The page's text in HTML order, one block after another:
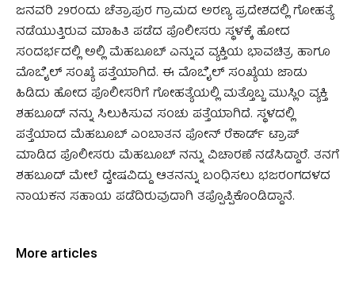
ಜನವರಿ 29ರಂದು ಚೆತ್ರಾಪುರ ಗ್ರಾಮದ ಅರಣ್ಯ ಪ್ರದೇಶದಲ್ಲಿ ಗೋಹತ್ಯೆ
ನಡೆಯುತ್ತಿರುವ ಮಾಹಿತಿ ಪಡೆದ ಪೊಲೀಸರು ಸ್ಥಳಕ್ಕೆ ಹೋದ
ಸಂದರ್ಭದಲ್ಲಿ ಅಲ್ಲಿ ಮೆಹಬೂಬ್ ಎನ್ನುವ ವ್ಯಕ್ತಿಯ ಭಾವಚಿತ್ರ ಹಾಗೂ
ಮೊಬೈಲ್ ಸಂಖ್ಯೆ ಪತ್ತೆಯಾಗಿದೆ. ಈ ಮೊಬೈಲ್ ಸಂಖ್ಯೆಯ ಜಾಡು
ಹಿಡಿದು ಹೋದ ಪೊಲೀಸರಿಗೆ ಗೋಹತ್ಯೆಯಲ್ಲಿ ಮತ್ತೊಬ್ಬ ಮುಸ್ಲಿಂ ವ್ಯಕ್ತಿ
ಶಹಬೂದ್ ನನ್ನು ಸಿಲುಕಿಸುವ ಸಂಚು ಪತ್ತೆಯಾಗಿದೆ. ಸ್ಥಳದಲ್ಲಿ
ಪತ್ತೆಯಾದ ಮೆಹಬೂಬ್ ಎಂಬಾತನ ಫೋನ್ ರೆಕಾರ್ಡ್ ಟ್ರಾಪ್
ಮಾಡಿದ ಪೊಲೀಸರು ಮೆಹಬೂಬ್ ನನ್ನು ವಿಚಾರಣೆ ನಡೆಸಿದ್ದಾರೆ. ತನಗೆ
ಶಹಬೂದ್ ಮೇಲೆ ದ್ವೇಷವಿದ್ದು ಆತನನ್ನು ಬಂಧಿಸಲು ಭಜರಂಗದಳದ
ನಾಯಕನ ಸಹಾಯ ಪಡೆದಿರುವುದಾಗಿ ತಪ್ಪೊಪ್ಪಿಕೊಂಡಿದ್ದಾನೆ.
More articles